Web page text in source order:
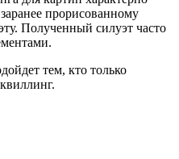
прорисованному
Полученный силуэт часто
тем, кто только